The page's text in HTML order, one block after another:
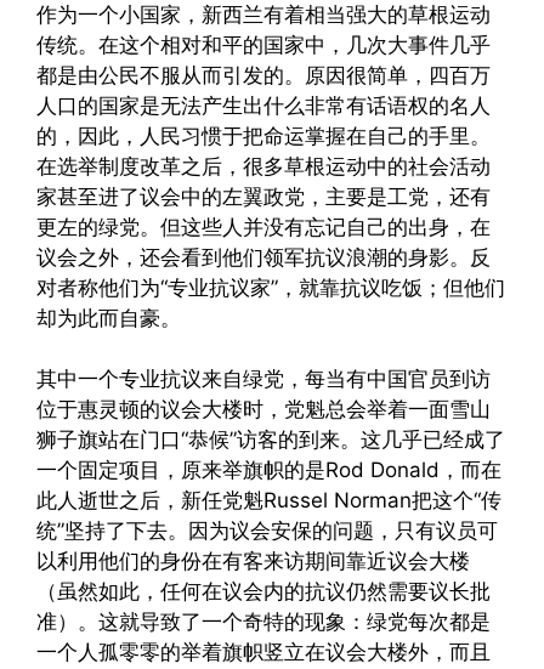
作为一个小国家，新西兰有着相当强大的草根运动
传统。在这个相对和平的国家中，几次大事件几乎
都是由公民不服从而引发的。原因很简单，四百万
人口的国家是无法产生出什么非常有话语权的名人
的，因此，人民习惯于把命运掌握在自己的手里。
在选举制度改革之后，很多草根运动中的社会活动
家甚至进了议会中的左翼政党，主要是工党，还有
更左的绿党。但这些人并没有忘记自己的出身，在
议会之外，还会看到他们领军抗议浪潮的身影。反
对者称他们为“专业抗议家”，就靠抗议吃饭；但他们
却为此而自豪。
其中一个专业抗议来自绿党，每当有中国官员到访
位于惠灵顿的议会大楼时，党魁总会举着一面雪山
狮子旗站在门口“恭候”访客的到来。这几乎已经成了
一个固定项目，原来举旗帜的是Rod Donald，而在
此人逝世之后，新任党魁Russel Norman把这个“传
统”坚持了下去。因为议会安保的问题，只有议员可
以利用他们的身份在有客来访期间靠近议会大楼
（虽然如此，任何在议会内的抗议仍然需要议长批
准）。这就导致了一个奇特的现象：绿党每次都是
一个人孤零零的举着旗帜竖立在议会大楼外，而且